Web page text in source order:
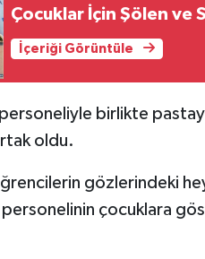
Çocuklar İçin Şölen ve
İçeriği Görüntüle
birlikte
oldu.
gözlerindeki
çocuklara